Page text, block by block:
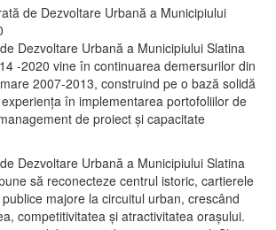
Dezvoltare Urbană a Municipiului Slatina
-2020 vine în continuarea demersurilor din
2007-2013, construind pe o bază solidă
în implementarea portofoliilor de
de proiect și capacitate
Dezvoltare Urbană a Municipiului Slatina
să reconecteze centrul istoric, cartierele
majore la circuitul urban, crescând
competitivitatea şi atractivitatea oraşului.